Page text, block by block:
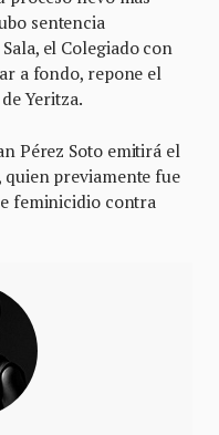
sentencia
el Colegiado con
a fondo, repone el
Yeritza.
Pérez Soto emitirá el
quien previamente fue
feminicidio contra